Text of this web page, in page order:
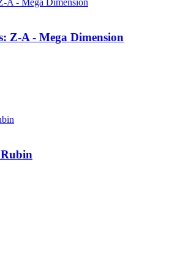
Z-A - Mega Dimension